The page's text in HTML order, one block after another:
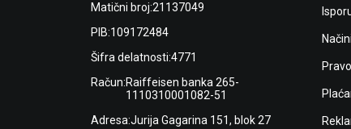
Matični broj:21137049
PIB:109172484
Šifra delatnosti:4771
Račun:Raiffeisen banka 265-
1110310001082-51
Adresa:Jurija Gagarina 151, blok 27